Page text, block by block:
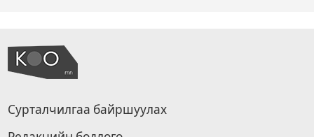
Сурталчилгаа байршуулах